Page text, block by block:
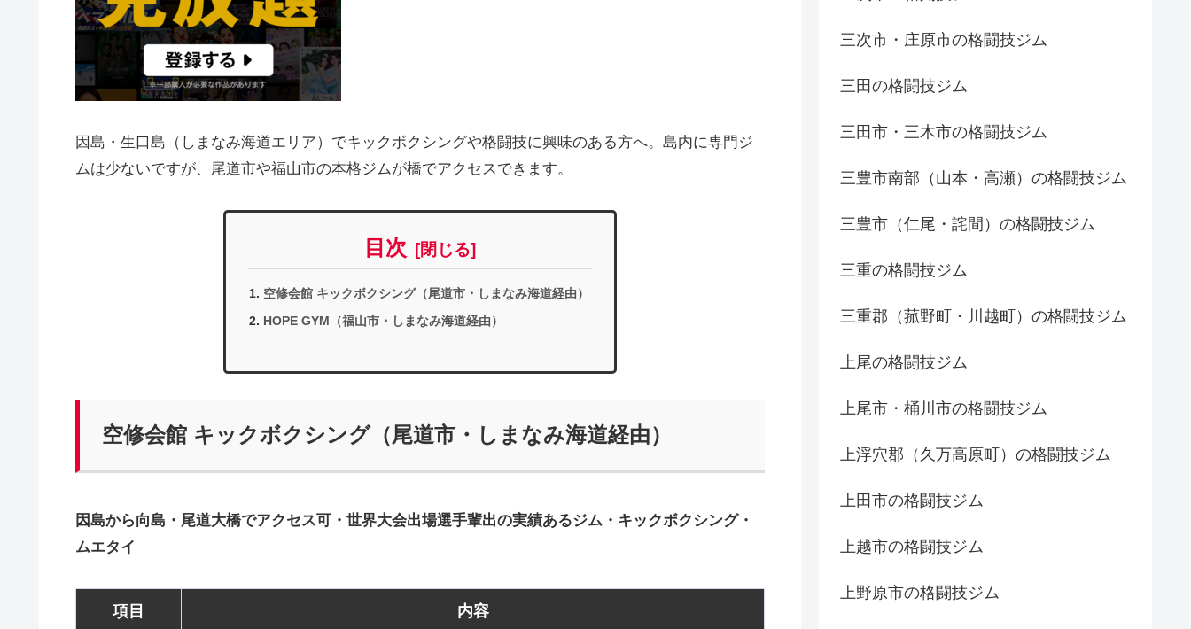
因島・生口島（しまなみ海道エリア）でキックボクシングや格闘技に興味のある方へ。島内に専門ジ
ムは少ないですが、尾道市や福山市の本格ジムが橋でアクセスできます。
目次
空修会館 キックボクシング（尾道市・しまなみ海道経由）
HOPE GYM（福山市・しまなみ海道経由）
空修会館 キックボクシング（尾道市・しまなみ海道経由）
因島から向島・尾道大橋でアクセス可・世界大会出場選手輩出の実績あるジム・キックボクシング・
ムエタイ
項目 内容
三次市・庄原市の格闘技ジム
三田の格闘技ジム
三田市・三木市の格闘技ジム
三豊市南部（山本・高瀬）の格闘技ジム
三豊市（仁尾・詫間）の格闘技ジム
三重の格闘技ジム
三重郡（菰野町・川越町）の格闘技ジム
上尾の格闘技ジム
上尾市・桶川市の格闘技ジム
上浮穴郡（久万高原町）の格闘技ジム
上田市の格闘技ジム
上越市の格闘技ジム
上野原市の格闘技ジム